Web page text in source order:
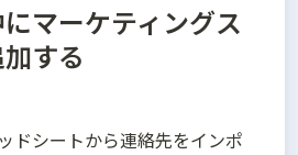
マーケティングス
する
ドシートから連絡先をインポ